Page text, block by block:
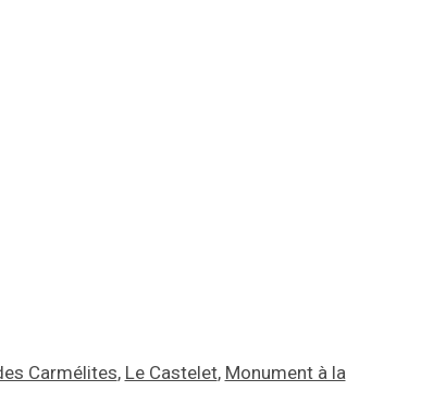
Carmélites, Le Castelet, Monument à la